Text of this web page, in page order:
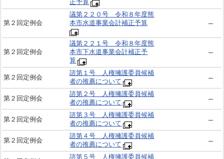
正予算
第２回定例会
議第２２０号 令和８年度熊
本市水道事業会計補正予算
第２回定例会
議第２２１号 令和８年度熊
本市下水道事業会計補正予
算
第２回定例会
諮第１号 人権擁護委員候補
者の推薦について
第２回定例会
諮第２号 人権擁護委員候補
者の推薦について
第２回定例会
諮第３号 人権擁護委員候補
者の推薦について
第２回定例会
諮第４号 人権擁護委員候補
者の推薦について
諮第５号 人権擁護委員候補